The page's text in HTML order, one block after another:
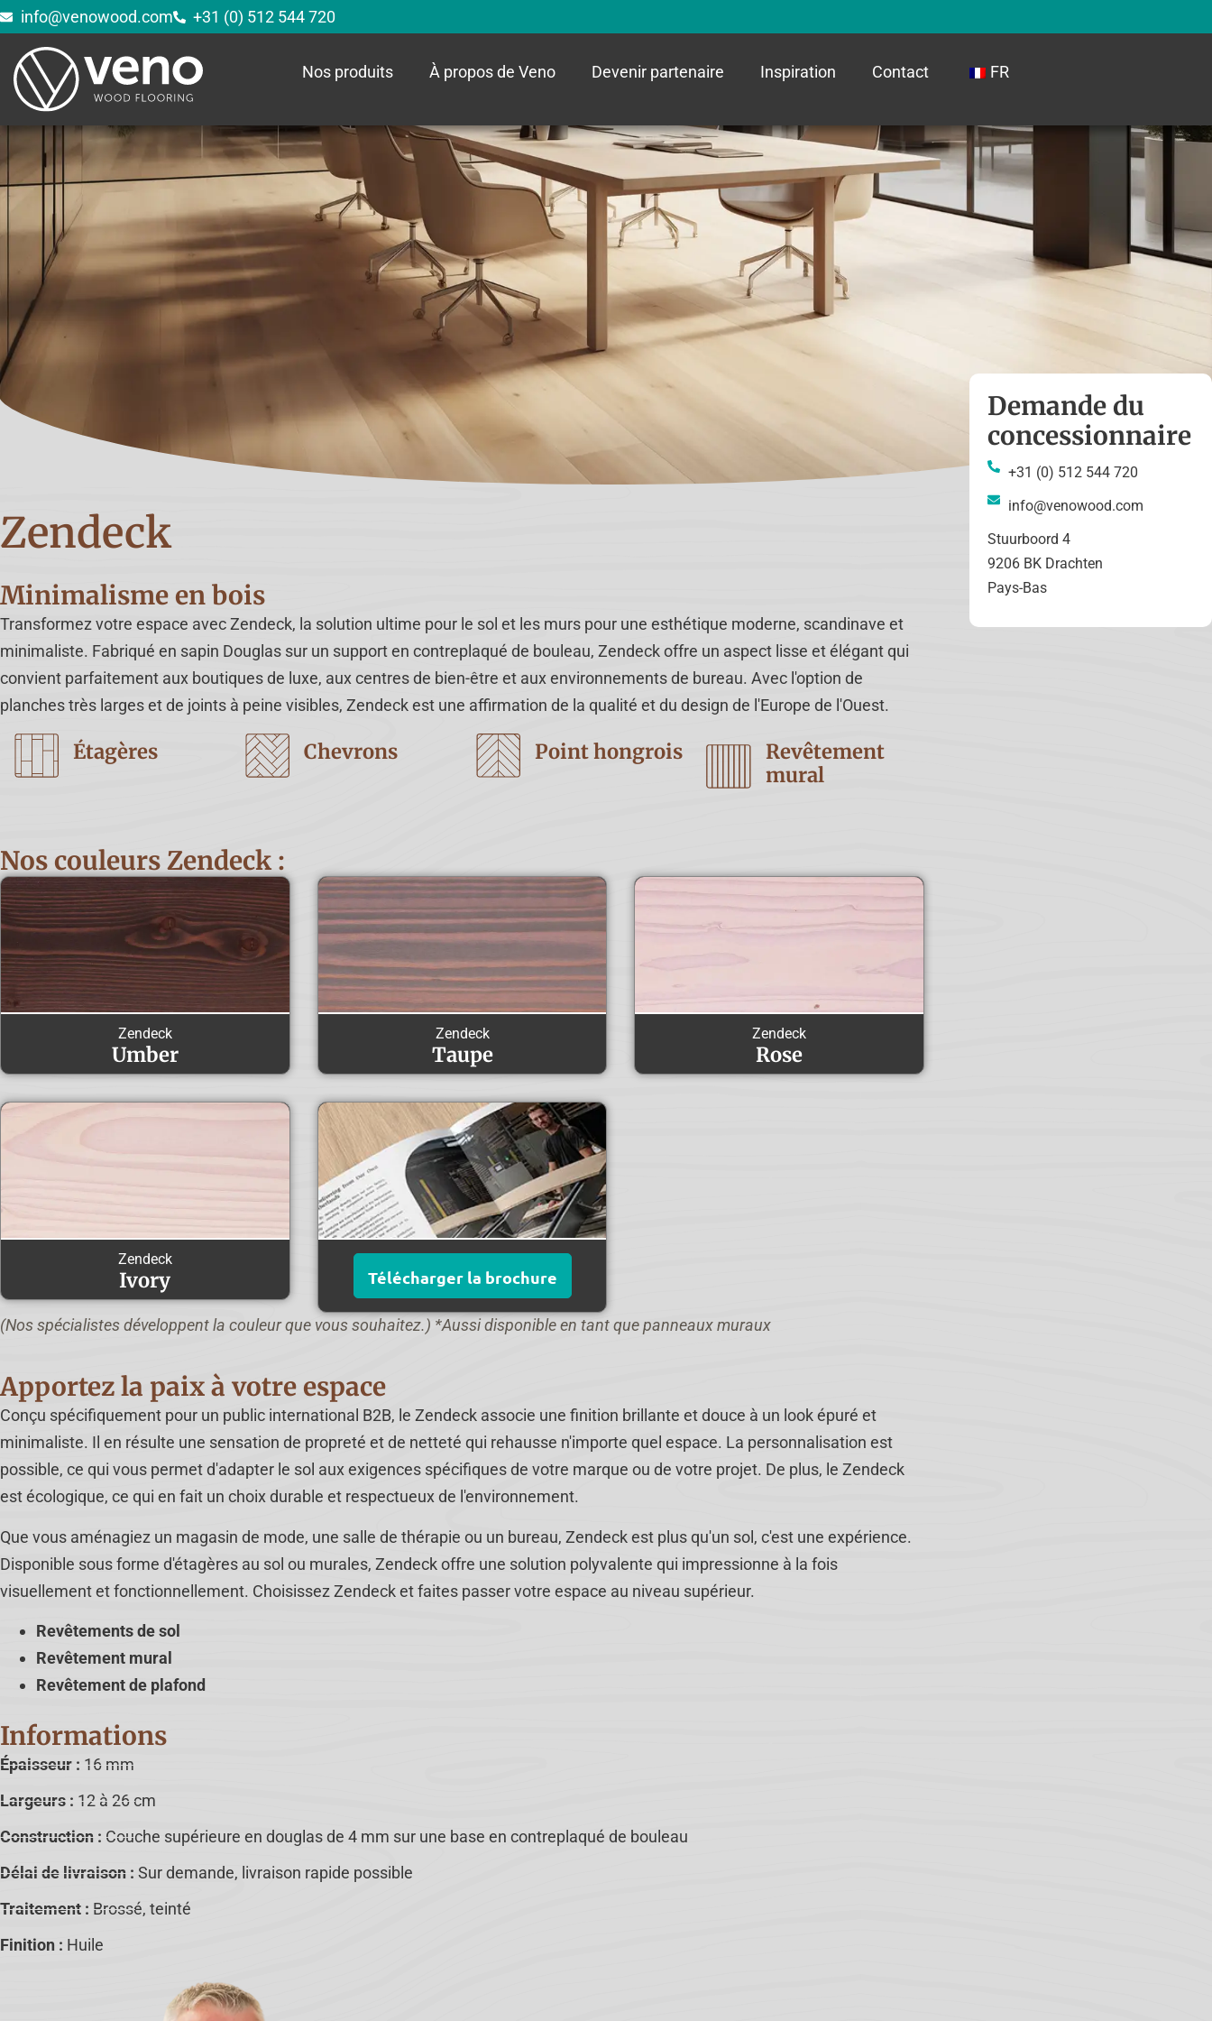
info@venowood.com +31 (0) 512 544 720
Nos produits À propos de Veno Devenir partenaire Inspiration Contact FR
Zendeck
Minimalisme en bois
Transformez votre espace avec Zendeck, la solution ultime pour le sol et les murs pour une esthétique moderne, scandinave et
minimaliste. Fabriqué en sapin Douglas sur un support en contreplaqué de bouleau, Zendeck offre un aspect lisse et élégant qui
convient parfaitement aux boutiques de luxe, aux centres de bien-être et aux environnements de bureau. Avec l'option de
planches très larges et de joints à peine visibles, Zendeck est une affirmation de la qualité et du design de l'Europe de l'Ouest.
Étagères Chevrons Point hongrois
Revêtement
mural
Nos couleurs Zendeck :
Zendeck
Umber
Zendeck
Taupe
Zendeck
Rose
Zendeck
Ivory Télécharger la brochure
(Nos spécialistes développent la couleur que vous souhaitez.) *Aussi disponible en tant que panneaux muraux
Apportez la paix à votre espace
Conçu spécifiquement pour un public international B2B, le Zendeck associe une finition brillante et douce à un look épuré et
minimaliste. Il en résulte une sensation de propreté et de netteté qui rehausse n'importe quel espace. La personnalisation est
possible, ce qui vous permet d'adapter le sol aux exigences spécifiques de votre marque ou de votre projet. De plus, le Zendeck
est écologique, ce qui en fait un choix durable et respectueux de l'environnement.
Que vous aménagiez un magasin de mode, une salle de thérapie ou un bureau, Zendeck est plus qu'un sol, c'est une expérience.
Disponible sous forme d'étagères au sol ou murales, Zendeck offre une solution polyvalente qui impressionne à la fois
visuellement et fonctionnellement. Choisissez Zendeck et faites passer votre espace au niveau supérieur.
Revêtements de sol
Revêtement mural
Revêtement de plafond
Informations
Épaisseur : 16 mm
Largeurs : 12 à 26 cm
Construction : Couche supérieure en douglas de 4 mm sur une base en contreplaqué de bouleau
Délai de livraison : Sur demande, livraison rapide possible
Traitement : Brossé, teinté
Finition : Huile
Demande du
concessionnaire
+31 (0) 512 544 720
info@venowood.com
Stuurboord 4
9206 BK Drachten
Pays-Bas